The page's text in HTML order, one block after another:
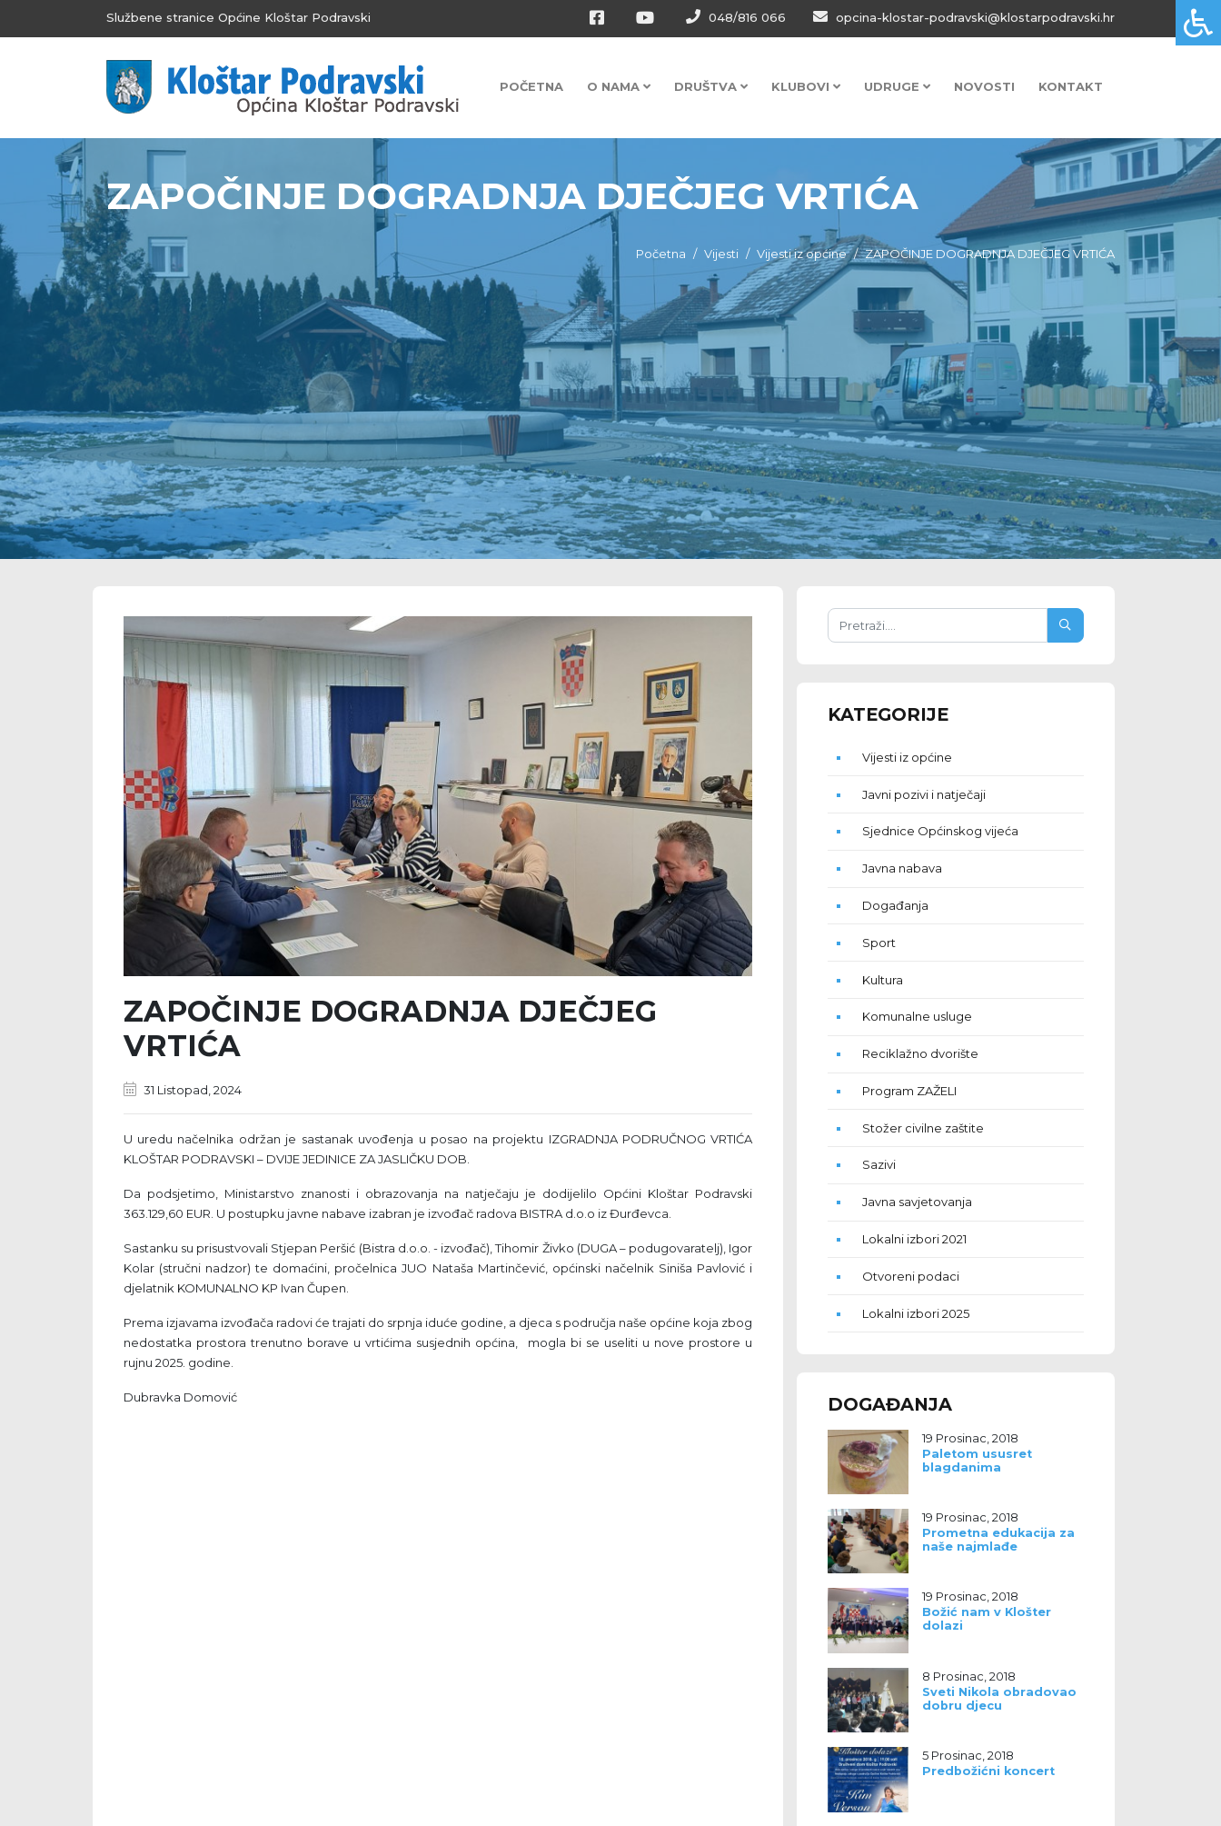
Službene stranice Općine Kloštar Podravski 048/816 066 opcina-klostar-podravski@klostarpodravski.hr
POČETNA O NAMA DRUŠTVA KLUBOVI UDRUGE NOVOSTI KONTAKT
ZAPOČINJE DOGRADNJA DJEČJEG VRTIĆA
Početna Vijesti Vijesti iz općine ZAPOČINJE DOGRADNJA DJEČJEG VRTIĆA
ZAPOČINJE DOGRADNJA DJEČJEG
VRTIĆA
31 Listopad, 2024
U uredu načelnika održan je sastanak uvođenja u posao na projektu IZGRADNJA PODRUČNOG VRTIĆA
KLOŠTAR PODRAVSKI – DVIJE JEDINICE ZA JASLIČKU DOB.
Da podsjetimo, Ministarstvo znanosti i obrazovanja na natječaju je dodijelilo Općini Kloštar Podravski
363.129,60 EUR. U postupku javne nabave izabran je izvođač radova BISTRA d.o.o iz Đurđevca.
Sastanku su prisustvovali Stjepan Peršić (Bistra d.o.o. - izvođač), Tihomir Živko (DUGA – podugovaratelj), Igor
Kolar (stručni nadzor) te domaćini, pročelnica JUO Nataša Martinčević, općinski načelnik Siniša Pavlović i
djelatnik KOMUNALNO KP Ivan Čupen.
Prema izjavama izvođača radovi će trajati do srpnja iduće godine, a djeca s područja naše općine koja zbog
nedostatka prostora trenutno borave u vrtićima susjednih općina, mogla bi se useliti u nove prostore u
rujnu 2025. godine.
Dubravka Domović
KATEGORIJE
Vijesti iz općine
Javni pozivi i natječaji
Sjednice Općinskog vijeća
Javna nabava
Događanja
Sport
Kultura
Komunalne usluge
Reciklažno dvorište
Program ZAŽELI
Stožer civilne zaštite
Sazivi
Javna savjetovanja
Lokalni izbori 2021
Otvoreni podaci
Lokalni izbori 2025
DOGAĐANJA
19 Prosinac, 2018
Paletom ususret
blagdanima
19 Prosinac, 2018
Prometna edukacija za
naše najmlađe
19 Prosinac, 2018
Božić nam v Klošter
dolazi
8 Prosinac, 2018
Sveti Nikola obradovao
dobru djecu
5 Prosinac, 2018
Predbožićni koncert